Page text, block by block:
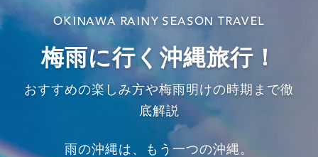
OKINAWA RAINY SEASON TRAVEL
梅雨に行く沖縄旅行！
おすすめの楽しみ方や梅雨明けの時期まで徹
底解説
雨の沖縄は、もう一つの沖縄。